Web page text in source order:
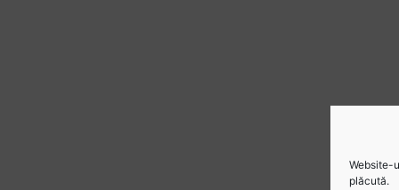
Website-
plăcută.